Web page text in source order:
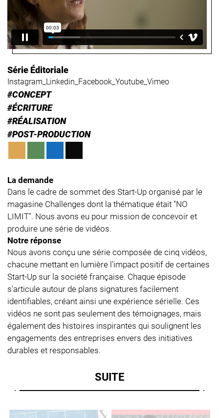
Série Éditoriale
Instagram_Linkedin_Facebook_Youtube_Vimeo
#CONCEPT
#ÉCRITURE
#RÉALISATION
#POST-PRODUCTION
La demande
Dans le cadre de sommet des Start-Up organisé par le
magasine Challenges dont la thématique était "NO
LIMIT". Nous avons eu pour mission de concevoir et
produire une série de vidéos.
Notre réponse
Nous avons conçu une série composée de cinq vidéos,
chacune mettant en lumière l'impact positif de certaines
Start-Up sur la société française. Chaque épisode
s'articule autour de plans signatures facilement
identifiables, créant ainsi une expérience sérielle. Ces
vidéos ne sont pas seulement des témoignages, mais
également des histoires inspirantes qui soulignent les
engagements des entreprises envers des initiatives
durables et responsables.
SUITE